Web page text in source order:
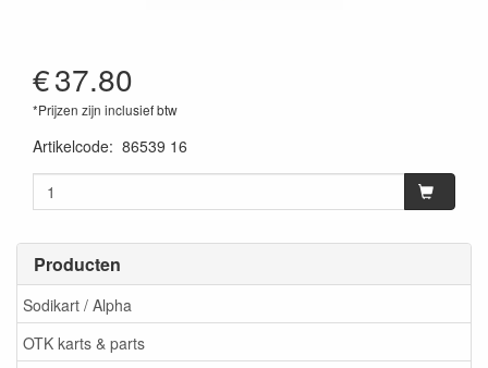
Producten
Sodikart / Alpha
OTK karts & parts
€37.80
*Prijzen zijn inclusief btw
Artikelcode: 86539 16